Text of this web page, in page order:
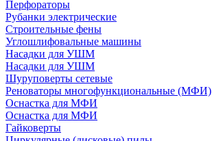
Перфораторы
Рубанки электрические
Строительные фены
Углошлифовальные машины
Насадки для УШМ
Насадки для УШМ
Шуруповерты сетевые
Реноваторы многофункциональные (МФИ)
Оснастка для МФИ
Оснастка для МФИ
Гайковерты